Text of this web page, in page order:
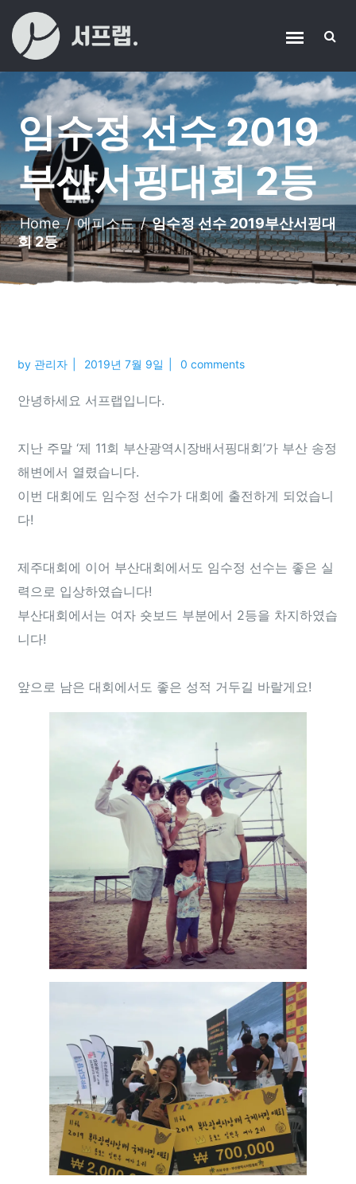
임수정 선수 2019
부산서핑대회 2등
Home/에피소드/임수정 선수 2019부산서핑대
회 2등
by 관리자 2019년 7월 9일 0 comments
안녕하세요 서프랩입니다.
지난 주말 ‘제 11회 부산광역시장배서핑대회’가 부산 송정
해변에서 열렸습니다.
이번 대회에도 임수정 선수가 대회에 출전하게 되었습니
다!
제주대회에 이어 부산대회에서도 임수정 선수는 좋은 실
력으로 입상하였습니다!
부산대회에서는 여자 숏보드 부분에서 2등을 차지하였습
니다!
앞으로 남은 대회에서도 좋은 성적 거두길 바랄게요!